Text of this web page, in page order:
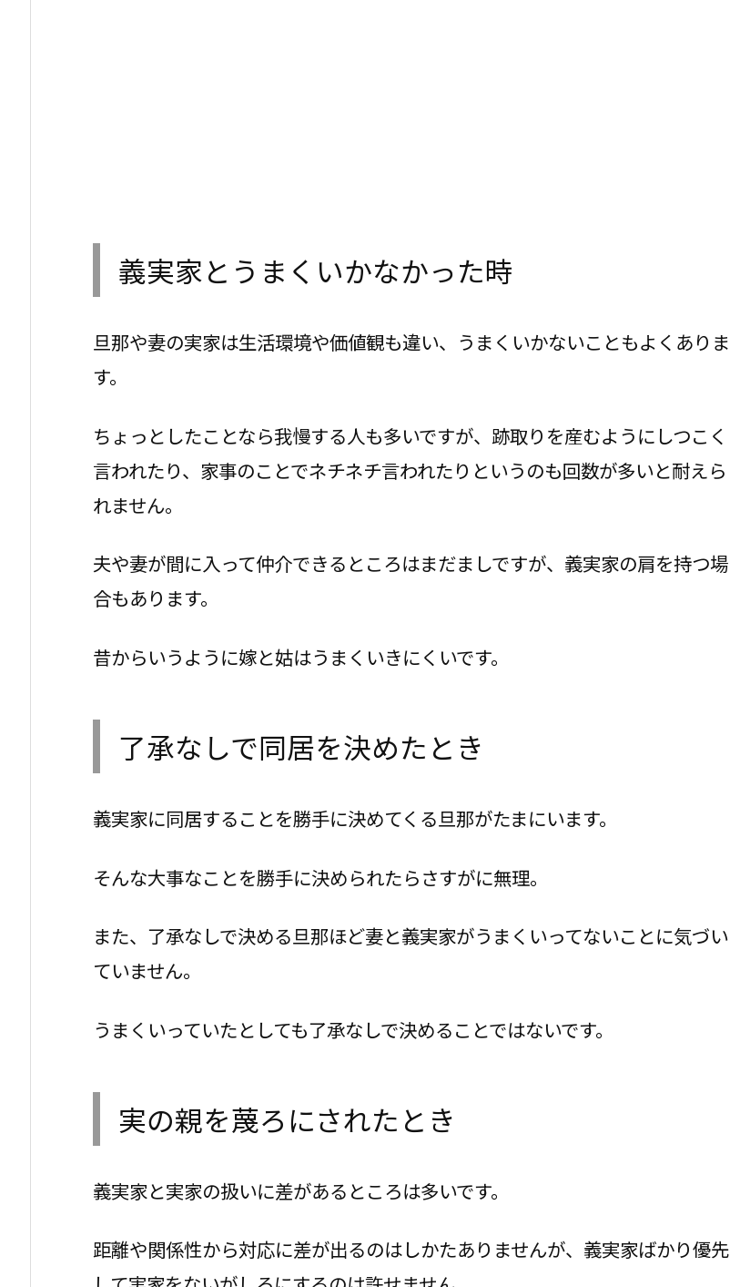
義実家とうまくいかなかった時
旦那や妻の実家は生活環境や価値観も違い、うまくいかないこともよくありま
す。
ちょっとしたことなら我慢する人も多いですが、跡取りを産むようにしつこく
言われたり、家事のことでネチネチ言われたりというのも回数が多いと耐えら
れません。
夫や妻が間に入って仲介できるところはまだましですが、義実家の肩を持つ場
合もあります。
昔からいうように嫁と姑はうまくいきにくいです。
了承なしで同居を決めたとき
義実家に同居することを勝手に決めてくる旦那がたまにいます。
そんな大事なことを勝手に決められたらさすがに無理。
また、了承なしで決める旦那ほど妻と義実家がうまくいってないことに気づい
ていません。
うまくいっていたとしても了承なしで決めることではないです。
実の親を蔑ろにされたとき
義実家と実家の扱いに差があるところは多いです。
距離や関係性から対応に差が出るのはしかたありませんが、義実家ばかり優先